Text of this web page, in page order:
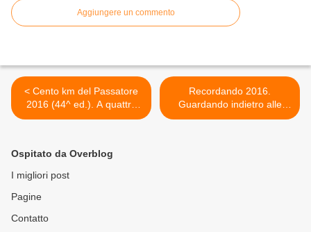
Aggiungere un commento
< Cento km del Passatore
2016 (44^ ed.). A quattro
mesi dallo start, oltre 1800
Recordando 2016.
Guardando indietro alle
Olimpiadi Invernali di Torino
Ospitato da Overblog
I migliori post
Pagine
Contatto